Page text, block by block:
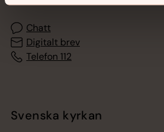
Chatt
Digitalt brev
Telefon 112
Svenska kyrkan